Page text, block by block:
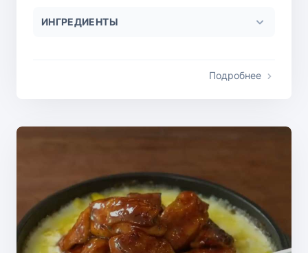
ИНГРЕДИЕНТЫ
Подробнее